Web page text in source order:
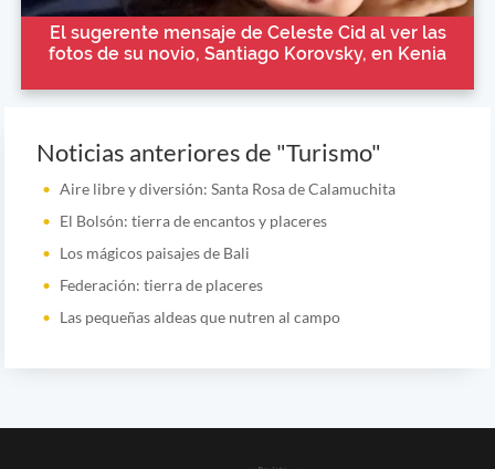
El sugerente mensaje de Celeste Cid al ver las
fotos de su novio, Santiago Korovsky, en Kenia
Noticias anteriores de "Turismo"
Aire libre y diversión: Santa Rosa de Calamuchita
El Bolsón: tierra de encantos y placeres
Los mágicos paisajes de Bali
Federación: tierra de placeres
Las pequeñas aldeas que nutren al campo